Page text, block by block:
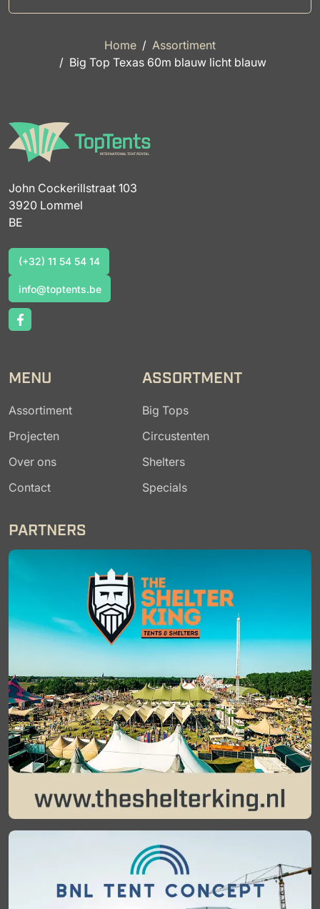
Home
Assortiment
Big Top Texas 60m blauw licht blauw
John Cockerillstraat 103
3920 Lommel
BE
(+32) 11 54 54 14
info@toptents.be
info@toptents.be
MENU
Assortiment
Projecten
Over ons
Contact
ASSORTMENT
Big Tops
Circustenten
Shelters
Specials
PARTNERS